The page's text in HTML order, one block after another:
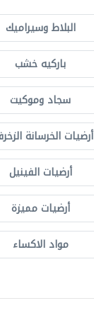
البلاط وسيراميك
باركيه خشب
سجاد وموكيت
أرضيات الخرسانة
أرضيات الفينيل
أرضيات مميزة
مواد الاكساء